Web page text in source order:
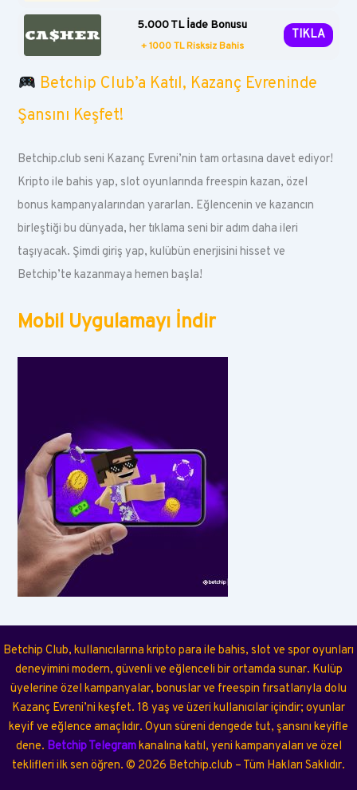
5.000 TL İade Bonusu
+ 1000 TL Risksiz Bahis
TIKLA
Betchip Club’a Katıl, Kazanç Evreninde
Şansını Keşfet!
Betchip.club seni Kazanç Evreni’nin tam ortasına davet ediyor!
Kripto ile bahis yap, slot oyunlarında freespin kazan, özel
bonus kampanyalarından yararlan. Eğlencenin ve kazancın
birleştiği bu dünyada, her tıklama seni bir adım daha ileri
taşıyacak. Şimdi giriş yap, kulübün enerjisini hisset ve
Betchip’te kazanmaya hemen başla!
Mobil Uygulamayı İndir
Betchip Club, kullanıcılarına kripto para ile bahis, slot ve spor oyunları
deneyimini modern, güvenli ve eğlenceli bir ortamda sunar. Kulüp
üyelerine özel kampanyalar, bonuslar ve freespin fırsatlarıyla dolu
Kazanç Evreni’ni keşfet. 18 yaş ve üzeri kullanıcılar içindir; oyunlar
keyif ve eğlence amaçlıdır. Oyun süreni dengede tut, şansını keyifle
dene. Betchip Telegramkanalına katıl, yeni kampanyaları ve özel
teklifleri ilk sen öğren. © 2026 Betchip.club – Tüm Hakları Saklıdır.